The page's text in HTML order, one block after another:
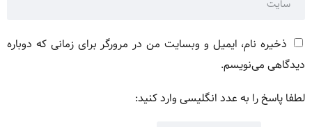
ذخیره نام، ایمیل و وبسایت من در مرورگر برای زمانی که دوباره
دیدگاهی می‌نویسم.
لطفا پاسخ را به عدد انگلیسی وارد کنید: